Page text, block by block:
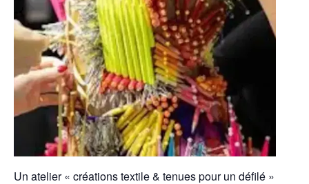
Un atelier « créations textile & tenues pour un défilé »